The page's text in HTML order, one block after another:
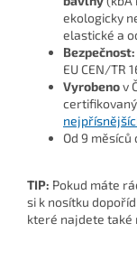
ekologicky
elastické a
Bezpečnost:
EU CEN/TR
Vyrobenov
Od 9 měsíců
TIP: Pokud máte
si k nosítku
které najdete také